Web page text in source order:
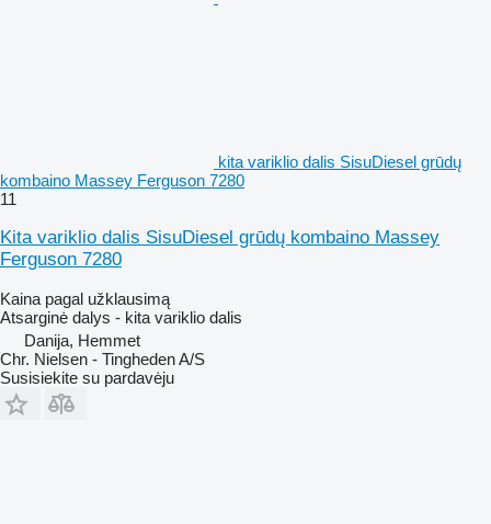
kita variklio dalis SisuDiesel grūdų
kombaino Massey Ferguson 7280
11
Kita variklio dalis SisuDiesel grūdų kombaino Massey
Ferguson 7280
Kaina pagal užklausimą
Atsarginė dalys - kita variklio dalis
Danija, Hemmet
Chr. Nielsen - Tingheden A/S
Susisiekite su pardavėju